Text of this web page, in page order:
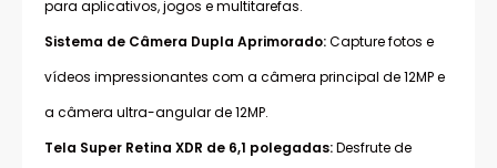
para aplicativos, jogos e multitarefas.
Sistema de Câmera Dupla Aprimorado:Capture fotos e
vídeos impressionantes com a câmera principal de 12MP e
a câmera ultra-angular de 12MP.
Tela Super Retina XDR de 6,1 polegadas:Desfrute de